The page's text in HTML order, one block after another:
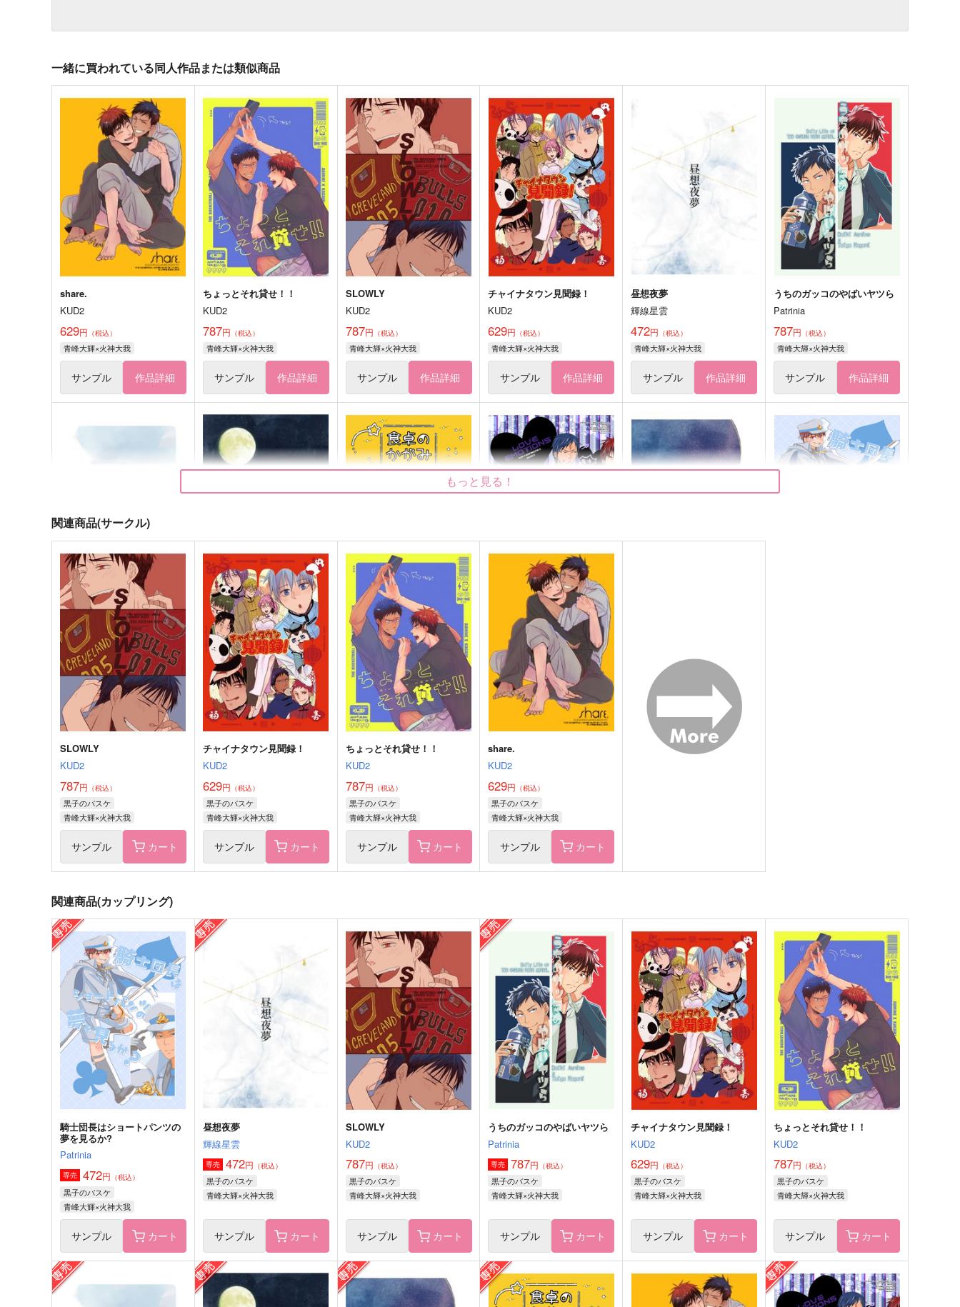
一緒に買われている同人作品または類似商品
share.
KUD2
629円 （税込）
青峰大輝×火神大我
サンプル 作品詳細
ちょっとそれ貸せ！！
KUD2
787円 （税込）
青峰大輝×火神大我
サンプル 作品詳細
SLOWLY
KUD2
787円 （税込）
青峰大輝×火神大我
サンプル 作品詳細
チャイナタウン見聞録！
KUD2
629円 （税込）
青峰大輝×火神大我
サンプル 作品詳細
昼想夜夢
輝線星雲
472円 （税込）
青峰大輝×火神大我
サンプル 作品詳細
うちのガッコのやばいヤツら
Patrinia
787円 （税込）
青峰大輝×火神大我
サンプル 作品詳細
Future dream
輝線星雲
157円（税込）
青峰大輝×火神大我
サンプル 作品詳細
星月夜に冀う
輝線星雲
472円（税込）
青峰大輝×火神大我
サンプル 作品詳細
食卓のかがみ 完全版
√06
1,500 円（税込）
青峰大輝×火神大我
サンプル 作品詳細
LOVE EMOTIONS
茶乃間
1,100 （税込）
青峰大輝×火神大我
サンプル 作品詳細
青峰大輝×火神大我
サンプル 作品詳細
恋芝居の題目は
愛されたがり。
1,806円（税込）
青峰大輝×黄瀬涼太
サンプル 作品詳細
DMR2
（税込）
青峰大輝×黄瀬涼太
サンプル 作品詳細
うごかないおまんじゅう物語
ジュニクロ
660 円（税込）
青峰大輝×黄瀬涼太
サンプル 作品詳細
うごけるおまんじゅう物語
770円（税込）
青峰大輝×黄瀬涼太
サンプル 作品詳細
武神の番
はなぐるま
630円（税込）
青峰大輝×黄瀬涼太
サンプル 作品詳細
はなさないで あいをつたえ
て
はなぐるま
946 円（税込）
青峰大輝×黄瀬涼太
サンプル 作品詳細
jet-lagged.
kirin11
1,257
てのひらのなか
つきじ市場
787 円（税込）
もっと見る！
関連商品(サークル)
SLOWLY
KUD2
787円 （税込）
黒子のバスケ
青峰大輝×火神大我
サンプル カート
チャイナタウン見聞録！
KUD2
629円 （税込）
黒子のバスケ
青峰大輝×火神大我
サンプル カート
ちょっとそれ貸せ！！
KUD2
787円 （税込）
黒子のバスケ
青峰大輝×火神大我
サンプル カート
share.
KUD2
629円 （税込）
黒子のバスケ
青峰大輝×火神大我
サンプル カート
関連商品(カップリング)
騎士団長はショートパンツの
夢を見るか?
Patrinia
専売 472円 （税込）
黒子のバスケ
青峰大輝×火神大我
サンプル カート
昼想夜夢
輝線星雲
専売 472円 （税込）
黒子のバスケ
青峰大輝×火神大我
サンプル カート
SLOWLY
KUD2
787円 （税込）
黒子のバスケ
青峰大輝×火神大我
サンプル カート
うちのガッコのやばいヤツら
Patrinia
専売 787円 （税込）
黒子のバスケ
青峰大輝×火神大我
サンプル カート
チャイナタウン見聞録！
KUD2
629円 （税込）
黒子のバスケ
青峰大輝×火神大我
サンプル カート
ちょっとそれ貸せ！！
KUD2
787円 （税込）
黒子のバスケ
青峰大輝×火神大我
サンプル カート